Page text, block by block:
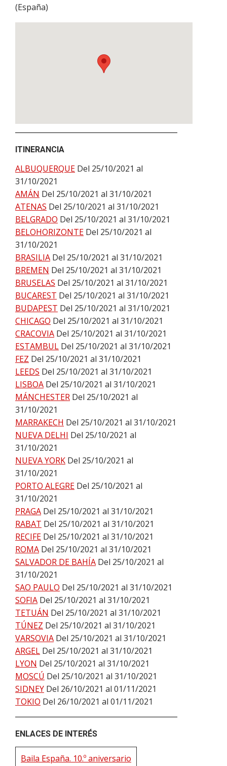
(España)
ITINERANCIA
ALBUQUERQUE Del 25/10/2021 al
31/10/2021
AMÁN Del 25/10/2021 al 31/10/2021
ATENAS Del 25/10/2021 al 31/10/2021
BELGRADO Del 25/10/2021 al 31/10/2021
BELOHORIZONTE Del 25/10/2021 al
31/10/2021
BRASILIA Del 25/10/2021 al 31/10/2021
BREMEN Del 25/10/2021 al 31/10/2021
BRUSELAS Del 25/10/2021 al 31/10/2021
BUCAREST Del 25/10/2021 al 31/10/2021
BUDAPEST Del 25/10/2021 al 31/10/2021
CHICAGO Del 25/10/2021 al 31/10/2021
CRACOVIA Del 25/10/2021 al 31/10/2021
ESTAMBUL Del 25/10/2021 al 31/10/2021
FEZ Del 25/10/2021 al 31/10/2021
LEEDS Del 25/10/2021 al 31/10/2021
LISBOA Del 25/10/2021 al 31/10/2021
MÁNCHESTER Del 25/10/2021 al
31/10/2021
MARRAKECH Del 25/10/2021 al 31/10/2021
NUEVA DELHI Del 25/10/2021 al
31/10/2021
NUEVA YORK Del 25/10/2021 al
31/10/2021
PORTO ALEGRE Del 25/10/2021 al
31/10/2021
PRAGA Del 25/10/2021 al 31/10/2021
RABAT Del 25/10/2021 al 31/10/2021
RECIFE Del 25/10/2021 al 31/10/2021
ROMA Del 25/10/2021 al 31/10/2021
SALVADOR DE BAHÍA Del 25/10/2021 al
31/10/2021
SAO PAULO Del 25/10/2021 al 31/10/2021
SOFIA Del 25/10/2021 al 31/10/2021
TETUÁN Del 25/10/2021 al 31/10/2021
TÚNEZ Del 25/10/2021 al 31/10/2021
VARSOVIA Del 25/10/2021 al 31/10/2021
ARGEL Del 25/10/2021 al 31/10/2021
LYON Del 25/10/2021 al 31/10/2021
MOSCÚ Del 25/10/2021 al 31/10/2021
SIDNEY Del 26/10/2021 al 01/11/2021
TOKIO Del 26/10/2021 al 01/11/2021
ENLACES DE INTERÉS
Baila España. 10.º aniversario